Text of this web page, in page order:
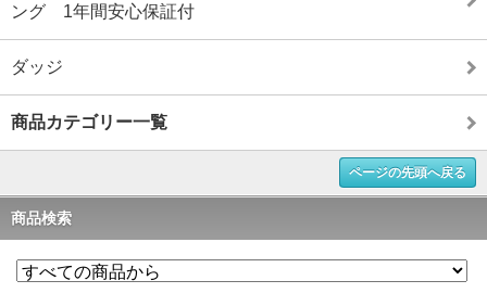
ング 1年間安心保証付
ダッジ
商品カテゴリー一覧
ページの先頭へ戻る
商品検索